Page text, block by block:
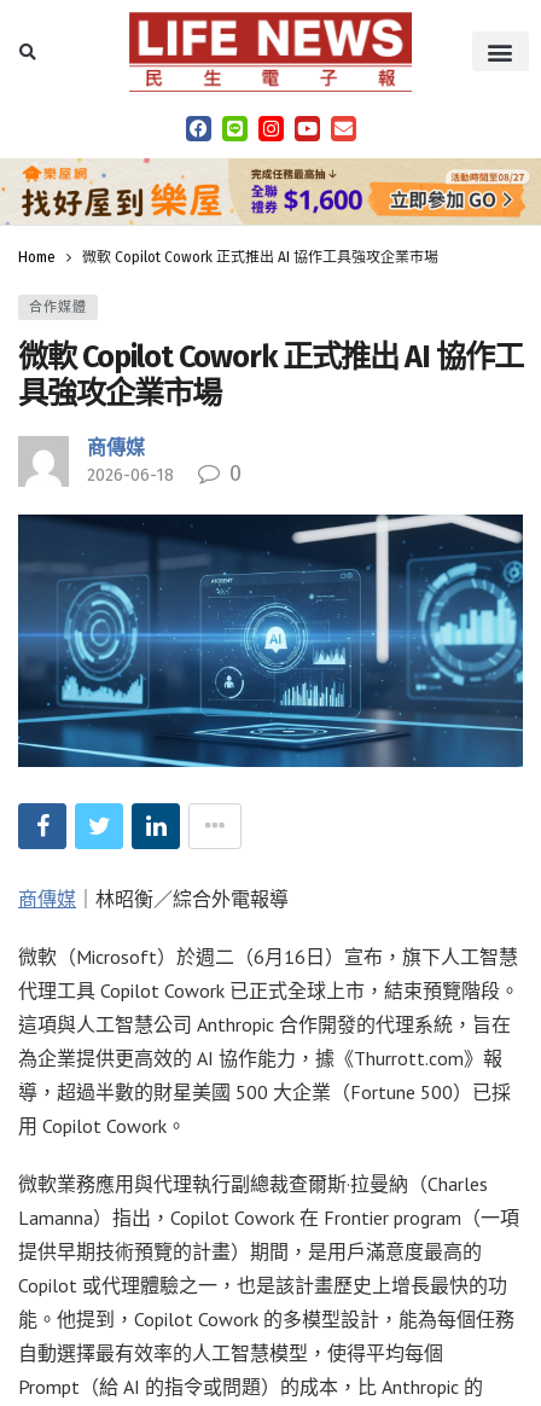
Home 微軟 Copilot Cowork 正式推出 AI 協作工具強攻企業市場
合作媒體
微軟 Copilot Cowork 正式推出 AI 協作工
具強攻企業市場
商傳媒
2026-06-18 0
商傳媒 ｜林昭衡／綜合外電報導
微軟（Microsoft）於週二（6月16日）宣布，旗下人工智慧
代理工具 Copilot Cowork 已正式全球上市，結束預覽階段。
這項與人工智慧公司 Anthropic 合作開發的代理系統，旨在
為企業提供更高效的 AI 協作能力，據《Thurrott.com》報
導，超過半數的財星美國 500 大企業（Fortune 500）已採
用 Copilot Cowork。
微軟業務應用與代理執行副總裁查爾斯·拉曼納（Charles
Lamanna）指出，Copilot Cowork 在 Frontier program（一項
提供早期技術預覽的計畫）期間，是用戶滿意度最高的
Copilot 或代理體驗之一，也是該計畫歷史上增長最快的功
能。他提到，Copilot Cowork 的多模型設計，能為每個任務
自動選擇最有效率的人工智慧模型，使得平均每個
Prompt（給 AI 的指令或問題）的成本，比 Anthropic 的